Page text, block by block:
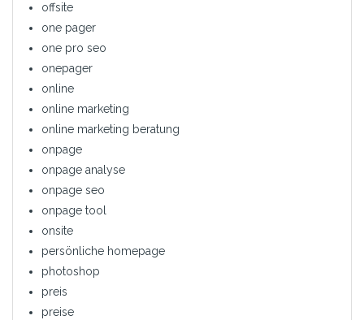
offsite
one pager
one pro seo
onepager
online
online marketing
online marketing beratung
onpage
onpage analyse
onpage seo
onpage tool
onsite
persönliche homepage
photoshop
preis
preise